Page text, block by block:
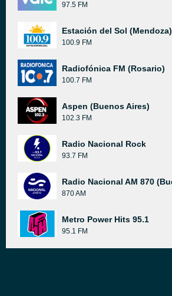
97.5 FM
Estación del Sol (Mendoza)
100.9 FM
Radiofónica FM (Rosario)
100.7 FM
Aspen (Buenos Aires)
102.3 FM
Radio Nacional Rock
93.7 FM
Radio Nacional AM 870
870 AM
Metro Power Hits 95.1
95.1 FM